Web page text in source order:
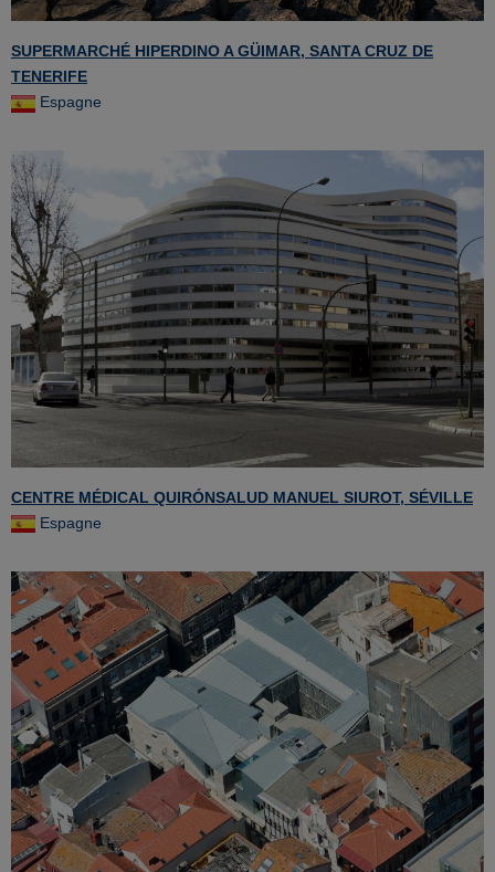
SUPERMARCHÉ HIPERDINO A GÜIMAR, SANTA CRUZ DE
TENERIFE
Espagne
CENTRE MÉDICAL QUIRÓNSALUD MANUEL SIUROT, SÉVILLE
Espagne